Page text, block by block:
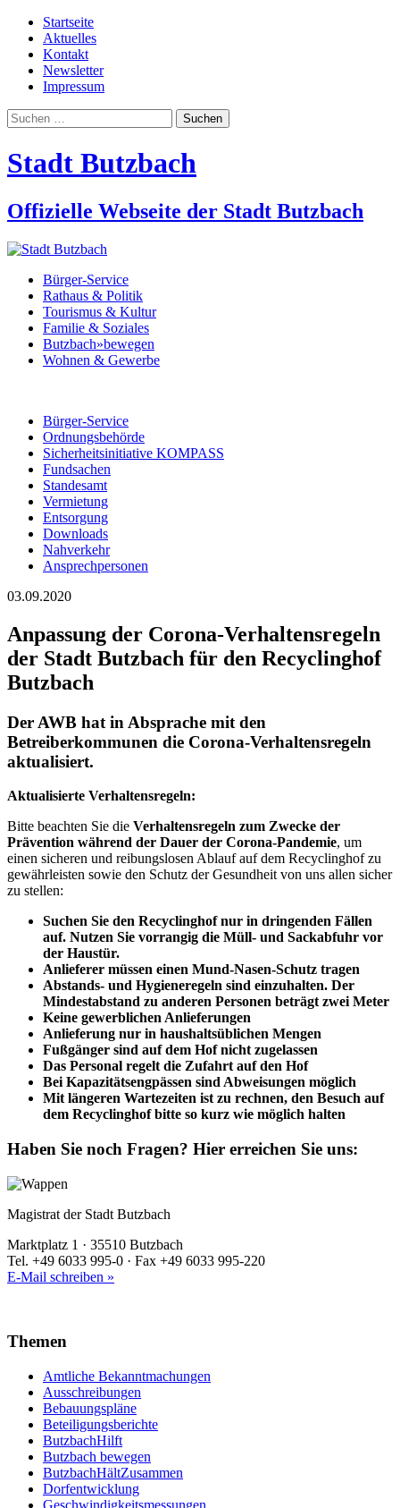
Startseite
Aktuelles
Kontakt
Newsletter
Impressum
Suchen
nach:
Stadt Butzbach
Offizielle Webseite der Stadt Butzbach
Bürger-Service
Rathaus & Politik
Tourismus & Kultur
Familie & Soziales
Butzbach»bewegen
Wohnen & Gewerbe
Bürger-Service
Ordnungsbehörde
Sicherheitsinitiative KOMPASS
Fundsachen
Standesamt
Vermietung
Entsorgung
Downloads
Nahverkehr
Ansprechpersonen
03.09.2020
Anpassung der Corona-Verhaltensregeln
der Stadt Butzbach für den Recyclinghof
Butzbach
Der AWB hat in Absprache mit den
Betreiberkommunen die Corona-Verhaltensregeln
aktualisiert.
Aktualisierte Verhaltensregeln:
Bitte beachten Sie die Verhaltensregeln zum Zwecke der
Prävention während der Dauer der Corona-Pandemie, um
einen sicheren und reibungslosen Ablauf auf dem Recyclinghof zu
gewährleisten sowie den Schutz der Gesundheit von uns allen sicher
zu stellen:
Suchen Sie den Recyclinghof nur in dringenden Fällen
auf. Nutzen Sie vorrangig die Müll- und Sackabfuhr vor
der Haustür.
Anlieferer müssen einen Mund-Nasen-Schutz tragen
Abstands- und Hygieneregeln sind einzuhalten. Der
Mindestabstand zu anderen Personen beträgt zwei Meter
Keine gewerblichen Anlieferungen
Anlieferung nur in haushaltsüblichen Mengen
Fußgänger sind auf dem Hof nicht zugelassen
Das Personal regelt die Zufahrt auf den Hof
Bei Kapazitätsengpässen sind Abweisungen möglich
Mit längeren Wartezeiten ist zu rechnen, den Besuch auf
dem Recyclinghof bitte so kurz wie möglich halten
Haben Sie noch Fragen? Hier erreichen Sie uns:
Magistrat der Stadt Butzbach
Marktplatz 1 · 35510 Butzbach
Tel. +49 6033 995-0 · Fax +49 6033 995-220
E-Mail schreiben »
Themen
Amtliche Bekanntmachungen
Ausschreibungen
Bebauungspläne
Beteiligungsberichte
ButzbachHilft
Butzbach bewegen
ButzbachHältZusammen
Dorfentwicklung